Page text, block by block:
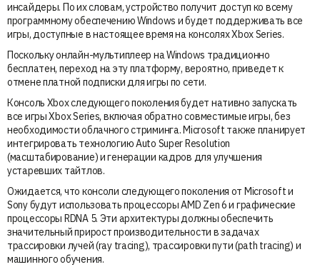
инсайдеры. По их словам, устройство получит доступ ко всему
программному обеспечению Windows и будет поддерживать все
игры, доступные в настоящее время на консолях Xbox Series.
Поскольку онлайн-мультиплеер на Windows традиционно
бесплатен, переход на эту платформу, вероятно, приведет к
отмене платной подписки для игры по сети.
Консоль Xbox следующего поколения будет нативно запускать
все игры Xbox Series, включая обратно совместимые игры, без
необходимости облачного стриминга. Microsoft также планирует
интегрировать технологию Auto Super Resolution
(масштабирование) и генерации кадров для улучшения
устаревших тайтлов.
Ожидается, что консоли следующего поколения от Microsoft и
Sony будут использовать процессоры AMD Zen 6 и графические
процессоры RDNA 5. Эти архитектуры должны обеспечить
значительный прирост производительности в задачах
трассировки лучей (ray tracing), трассировки пути (path tracing) и
машинного обучения.